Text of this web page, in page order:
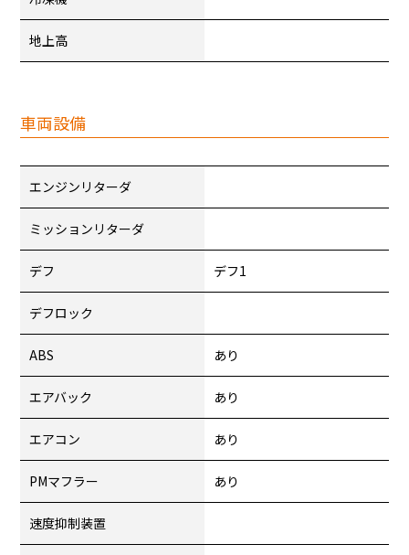
地上高
車両設備
エンジンリターダ
ミッションリターダ
デフ デフ1
デフロック
ABS あり
エアバック あり
エアコン あり
PMマフラー あり
速度抑制装置